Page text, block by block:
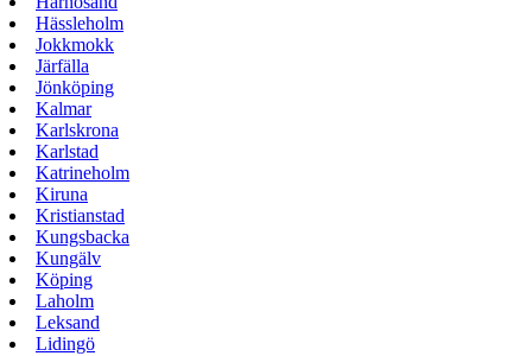
Hässleholm
Jokkmokk
Järfälla
Jönköping
Kalmar
Karlskrona
Karlstad
Katrineholm
Kiruna
Kristianstad
Kungsbacka
Kungälv
Köping
Laholm
Leksand
Lidingö